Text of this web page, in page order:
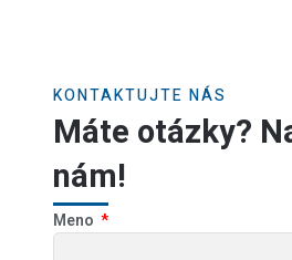
KONTAKTUJTE NÁS
Máte otázky?
nám!
Meno